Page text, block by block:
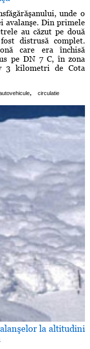
unde o
avalanşe. Din primele
au căzut pe două
distrusă complet.
care era închisă
pe DN 7 C, în zona
3 kilometri de Cota
, circulatie
la altitudini